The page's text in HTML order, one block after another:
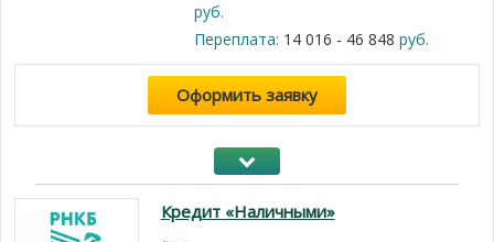
руб.
Переплата: 14 016 - 46 848 руб.
Оформить заявку
Кредит «Наличными»